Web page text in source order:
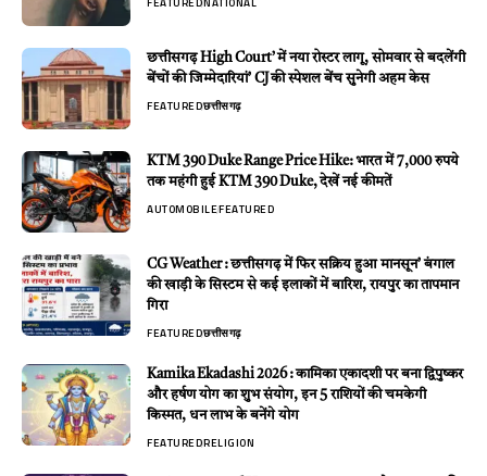
छत्तीसगढ़ High Court’ में नया रोस्टर लागू, सोमवार से बदलेंगी
बेंचों की जिम्मेदारियां’ CJ की स्पेशल बेंच सुनेगी अहम केस
FEATUREDछत्तीसगढ़
KTM 390 Duke Range Price Hike: भारत में 7,000 रुपये
तक महंगी हुई KTM 390 Duke, देखें नई कीमतें
AUTOMOBILEFEATURED
CG Weather : छत्तीसगढ़ में फिर सक्रिय हुआ मानसून’ बंगाल
की खाड़ी के सिस्टम से कई इलाकों में बारिश, रायपुर का तापमान
गिरा
FEATUREDछत्तीसगढ़
Kamika Ekadashi 2026 : कामिका एकादशी पर बना द्विपुष्कर
और हर्षण योग का शुभ संयोग, इन 5 राशियों की चमकेगी
किस्मत, धन लाभ के बनेंगे योग
FEATUREDRELIGION